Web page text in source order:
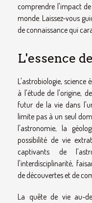
comprendre l'impact
monde. Laissez-vous
de connaissance qui
L'essence
L'astrobiologie, science
à l'étude de l'origine,
futur de la vie dans
limite pas à un seul
l'astronomie, la
possibilité de vie
captivants de
l'interdisciplinarité,
de découvertes et de
La quête de vie au-